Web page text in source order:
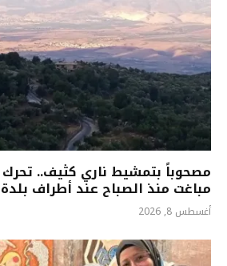
مصحوباً بتمشيط ناري كثيف..
مباغت منذ الصباح عند أطراف
أغسطس 8, 2026